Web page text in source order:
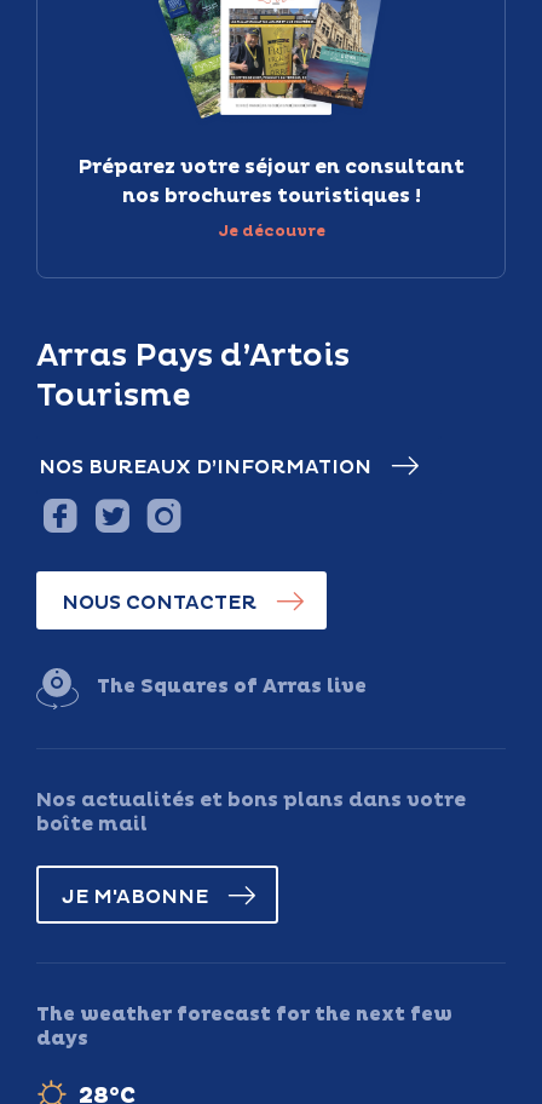
Arras Pays d’Artois
Tourisme
NOS BUREAUX D’INFORMATION
NOUS CONTACTER
The Squares of Arras live
Nos actualités et bons plans dans votre
boîte mail
JE M'ABONNE
The weather forecast for the next few
days
28°C
Préparez votre séjour en consultant
nos brochures touristiques !
Je découvre